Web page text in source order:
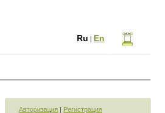
Ru | En
Авторизация | Регистрация